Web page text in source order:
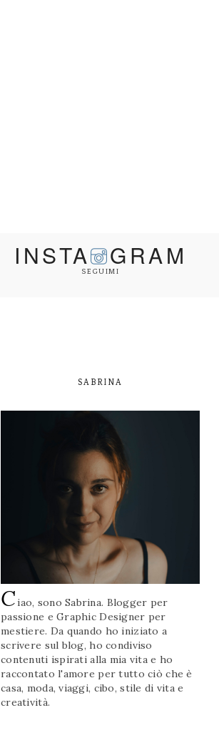
INSTA GRAM
SEGUIMI
SABRINA
Ciao, sono Sabrina. Blogger per
passione e Graphic Designer per
mestiere. Da quando ho iniziato a
scrivere sul blog, ho condiviso
contenuti ispirati alla mia vita e ho
raccontato l'amore per tutto ciò che è
casa, moda, viaggi, cibo, stile di vita e
creatività.